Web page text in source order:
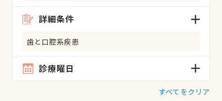
詳細条件
歯と口腔系疾患
診療曜日
すべてをクリア